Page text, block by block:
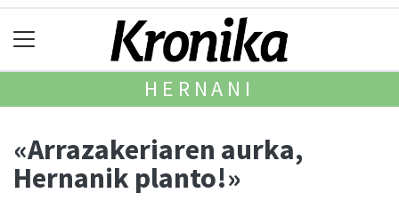
HERNANI
«Arrazakeriaren aurka,
Hernanik planto!»